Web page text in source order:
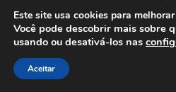
Este site usa cookies para
Você pode descobrir mais sobre
usando ou desativá-los nas
Aceitar